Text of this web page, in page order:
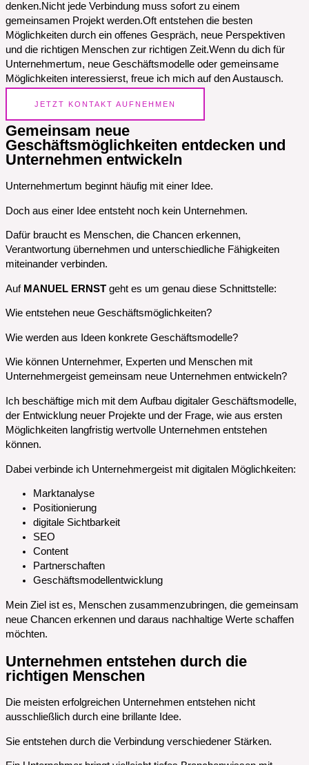
denken.Nicht jede Verbindung muss sofort zu einem
gemeinsamen Projekt werden.Oft entstehen die besten
Möglichkeiten durch ein offenes Gespräch, neue Perspektiven
und die richtigen Menschen zur richtigen Zeit.Wenn du dich für
Unternehmertum, neue Geschäftsmodelle oder gemeinsame
Möglichkeiten interessierst, freue ich mich auf den Austausch.
JETZT KONTAKT AUFNEHMEN
Gemeinsam neue
Geschäftsmöglichkeiten entdecken und
Unternehmen entwickeln
Unternehmertum beginnt häufig mit einer Idee.
Doch aus einer Idee entsteht noch kein Unternehmen.
Dafür braucht es Menschen, die Chancen erkennen,
Verantwortung übernehmen und unterschiedliche Fähigkeiten
miteinander verbinden.
Auf MANUEL ERNST geht es um genau diese Schnittstelle:
Wie entstehen neue Geschäftsmöglichkeiten?
Wie werden aus Ideen konkrete Geschäftsmodelle?
Wie können Unternehmer, Experten und Menschen mit
Unternehmergeist gemeinsam neue Unternehmen entwickeln?
Ich beschäftige mich mit dem Aufbau digitaler Geschäftsmodelle,
der Entwicklung neuer Projekte und der Frage, wie aus ersten
Möglichkeiten langfristig wertvolle Unternehmen entstehen
können.
Dabei verbinde ich Unternehmergeist mit digitalen Möglichkeiten:
Marktanalyse
Positionierung
digitale Sichtbarkeit
SEO
Content
Partnerschaften
Geschäftsmodellentwicklung
Mein Ziel ist es, Menschen zusammenzubringen, die gemeinsam
neue Chancen erkennen und daraus nachhaltige Werte schaffen
möchten.
Unternehmen entstehen durch die
richtigen Menschen
Die meisten erfolgreichen Unternehmen entstehen nicht
ausschließlich durch eine brillante Idee.
Sie entstehen durch die Verbindung verschiedener Stärken.